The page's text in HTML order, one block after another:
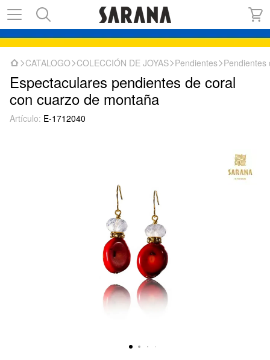
CATALOGO COLECCIÓN DE JOYAS Pendientes Pendientes
Espectaculares pendientes de coral
con cuarzo de montaña
Artículo: E-1712040